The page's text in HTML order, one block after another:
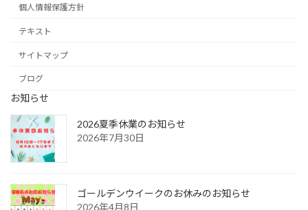
個人情報保護方針
テキスト
サイトマップ
ブログ
お知らせ
2026夏季休業のお知らせ
2026年7月30日
ゴールデンウイークのお休みのお知らせ
2026年4月8日